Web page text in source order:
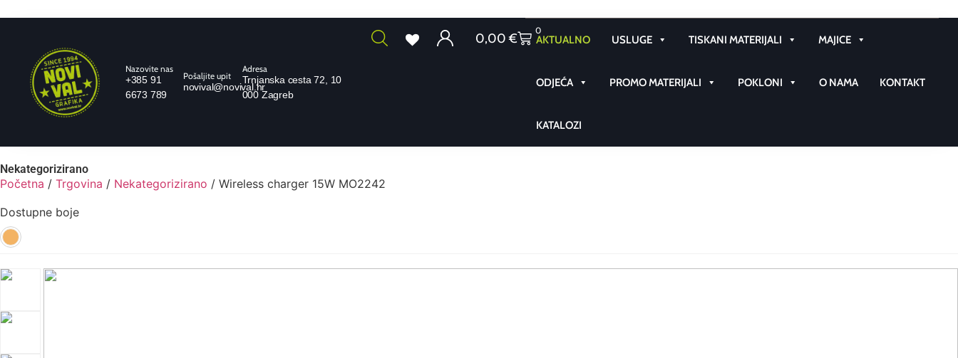
Nazovite nas
+385 91
6673 789
Pošaljite upit
novival@novival.hr
Adresa
Trnjanska cesta 72, 10
000 Zagreb
0,00€
0
AKTUALNO USLUGE TISKANI MATERIJALI MAJICE
ODJEĆA PROMO MATERIJALI POKLONI O NAMA KONTAKT
KATALOZI
Nekategorizirano
Početna / Trgovina / Nekategorizirano / Wireless charger 15W MO2242
Dostupne boje